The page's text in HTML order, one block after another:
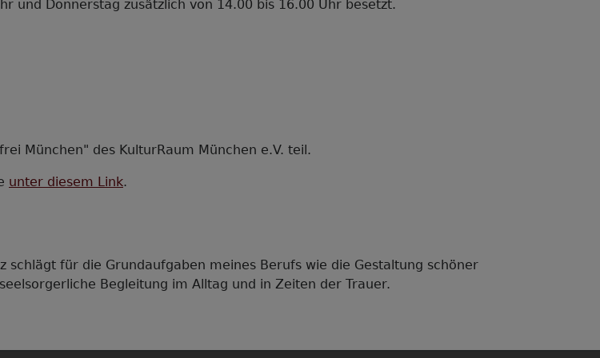
und Donnerstag zusätzlich von 14.00 bis 16.00 Uhr besetzt.
München" des KulturRaum München e.V. teil.
unter diesem Link.
für die Grundaufgaben meines Berufs wie die Gestaltung schöner
Begleitung im Alltag und in Zeiten der Trauer.